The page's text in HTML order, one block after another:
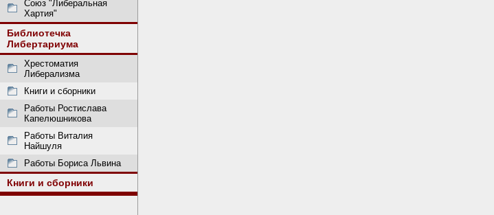
Союз "Либеральная
Хартия"
Библиотечка
Либертариума
Хрестоматия
Либерализма
Книги и сборники
Работы Ростислава
Капелюшникова
Работы Виталия
Найшуля
Работы Бориса Львина
Книги и сборники